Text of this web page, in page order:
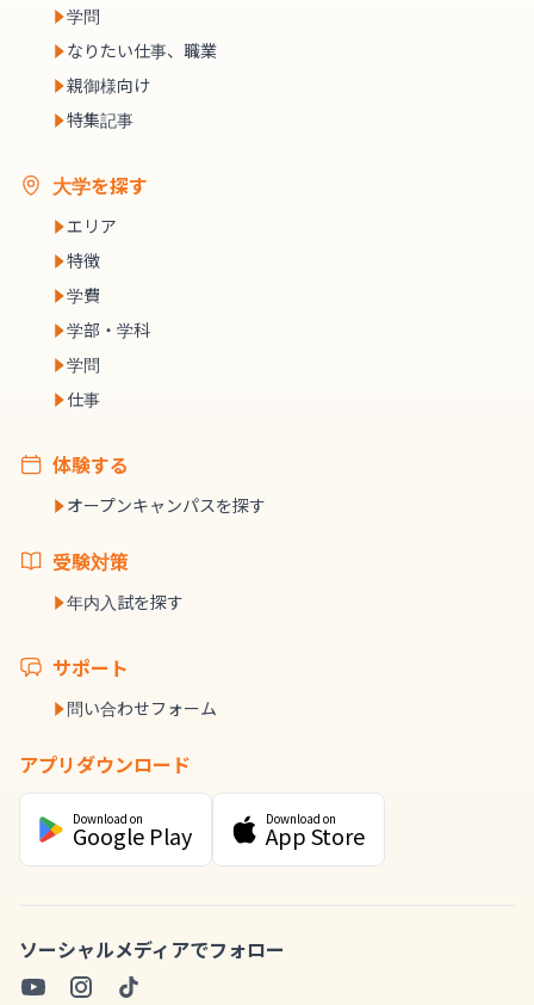
学問
なりたい仕事、職業
親御様向け
特集記事
大学を探す
エリア
特徴
学費
学部・学科
学問
仕事
体験する
オープンキャンパスを探す
受験対策
年内入試を探す
サポート
問い合わせフォーム
アプリダウンロード
Download on
Google Play
Download on
App Store
ソーシャルメディアでフォロー